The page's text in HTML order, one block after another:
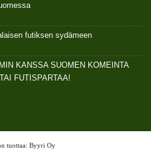
futiksen sydämeen
KANSSA SUOMEN KOMEINTA
FUTISPARTAA!
tuottaa: Byyri Oy